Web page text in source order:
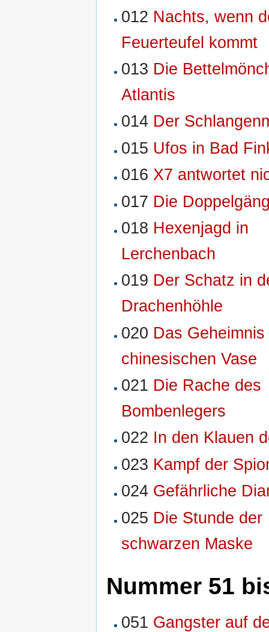
012 Nachts, wenn
Feuerteufel kommt
013 Die
Atlantis
014 Der
015 Ufos in Bad
016 X7 antwortet
017 Die
018 Hexenjagd in
Lerchenbach
019 Der Schatz in
Drachenhöhle
020 Das
chinesischen Vase
021 Die Rache des
Bombenlegers
022 In den Klauen
023 Kampf der
024 Gefährliche
025 Die Stunde der
schwarzen Maske
Nummer 51
051 Gangster auf